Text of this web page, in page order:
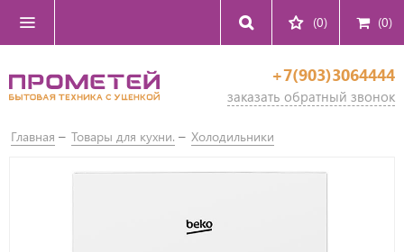
(0) (0)
+7(903)3064444
заказать обратный звонок
Главная Товары для кухни. Холодильники